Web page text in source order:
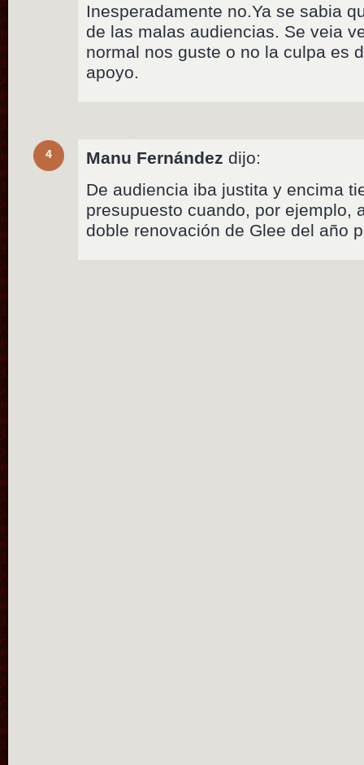
Inesperadamente no.Ya se sabia
de las malas audiencias. Se veia
normal nos guste o no la culpa es
apoyo.
4 Manu Fernández dijo:
De audiencia iba justita y encima
presupuesto cuando, por ejemplo,
doble renovación de Glee del año